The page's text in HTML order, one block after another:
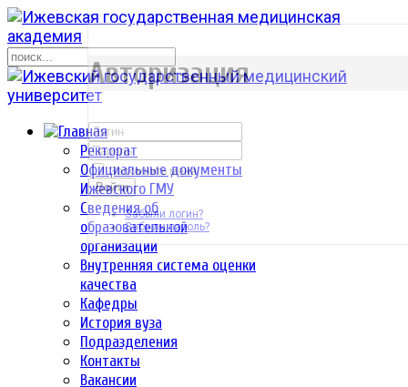
Ректорат
Официальные документы
Ижевского ГМУ
Сведения об
образовательной
организации
Внутренняя система оценки
качества
Кафедры
История вуза
Подразделения
Контакты
Вакансии
р
Авторизация
Запомнить меня
Войти
Забыли логин?
Забыли пароль?